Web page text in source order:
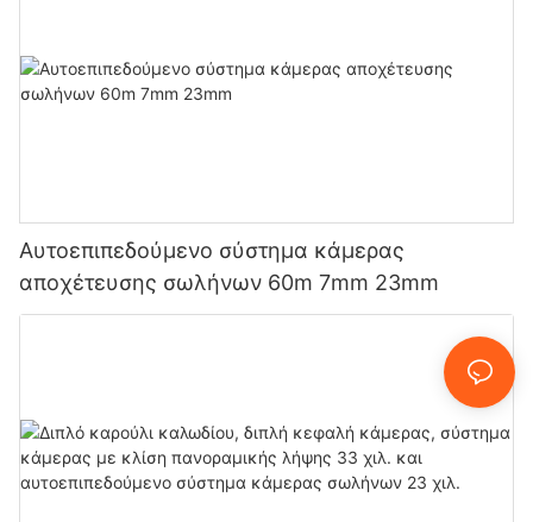
Αυτοεπιπεδούμενο σύστημα κάμερας
αποχέτευσης σωλήνων 60m 7mm 23mm